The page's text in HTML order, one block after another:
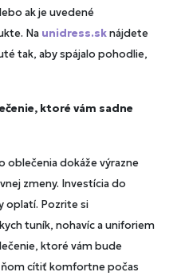
ak je uvedené
Na unidress.sknájdete
tak, aby spájalo pohodlie,
ktoré vám sadne
oblečenia dokáže výrazne
zmeny. Investícia do
oplatí. Pozrite si
tuník, nohavíc a uniforiem
ktoré vám bude
cítiť komfortne počas